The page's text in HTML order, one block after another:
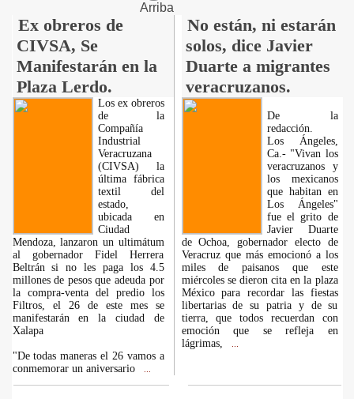
Arriba
Ex obreros de
CIVSA, Se
Manifestarán en la
Plaza Lerdo.
No están, ni estarán
solos, dice Javier
Duarte a migrantes
veracruzanos.
Los ex obreros
de la
Compañía
Industrial
Veracruzana
(CIVSA) la
última fábrica
textil del
estado,
ubicada en
Ciudad
Mendoza, lanzaron un ultimátum
al gobernador Fidel Herrera
Beltrán si no les paga los 4.5
millones de pesos que adeuda por
la compra-venta del predio los
Filtros, el 26 de este mes se
manifestarán en la ciudad de
Xalapa
"De todas maneras el 26 vamos a
conmemorar un aniversario
De la
redacción.
Los Ángeles,
Ca.- "Vivan los
veracruzanos y
los mexicanos
que habitan en
Los Ángeles"
fue el grito de
Javier Duarte
de Ochoa, gobernador electo de
Veracruz que más emocionó a los
miles de paisanos que este
miércoles se dieron cita en la plaza
México para recordar las fiestas
libertarias de su patria y de su
tierra, que todos recuerdan con
emoción que se refleja en
lágrimas,